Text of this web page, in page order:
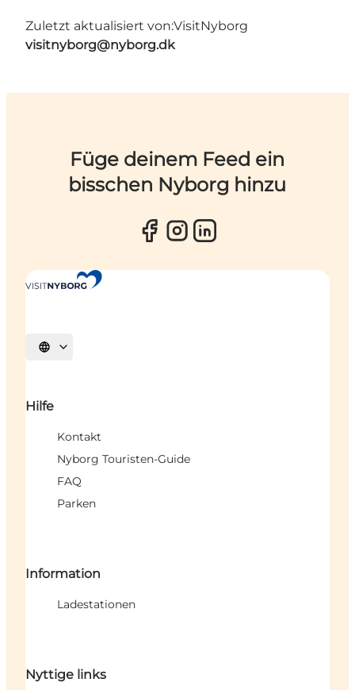
Zuletzt aktualisiert von:VisitNyborg
visitnyborg@nyborg.dk
Füge deinem Feed ein
bisschen Nyborg hinzu
Sprache auswählen
Hilfe
Kontakt
Nyborg Touristen-Guide
FAQ
Parken
Information
Ladestationen
Nyttige links